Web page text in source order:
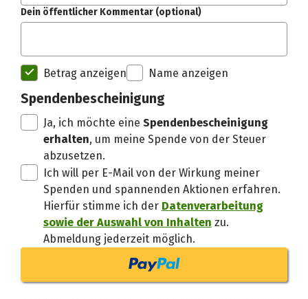
Dein öffentlicher Kommentar (optional)
Betrag anzeigen Name anzeigen
Spendenbescheinigung
Ja, ich möchte eine Spendenbescheinigung
erhalten, um meine Spende von der Steuer
abzusetzen.
Ich will per E-Mail von der Wirkung meiner
Spenden und spannenden Aktionen erfahren.
Hierfür stimme ich der Datenverarbeitung
sowie der Auswahl von Inhalten zu.
Abmeldung jederzeit möglich.
Spendenempfänger